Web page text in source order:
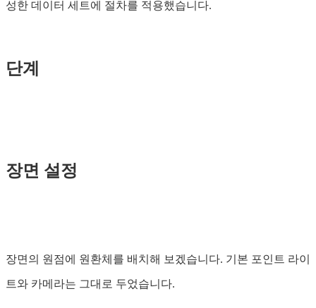
성한 데이터 세트에 절차를 적용했습니다.
단계
장면 설정
장면의 원점에 원환체를 배치해 보겠습니다. 기본 포인트 라이
트와 카메라는 그대로 두었습니다.